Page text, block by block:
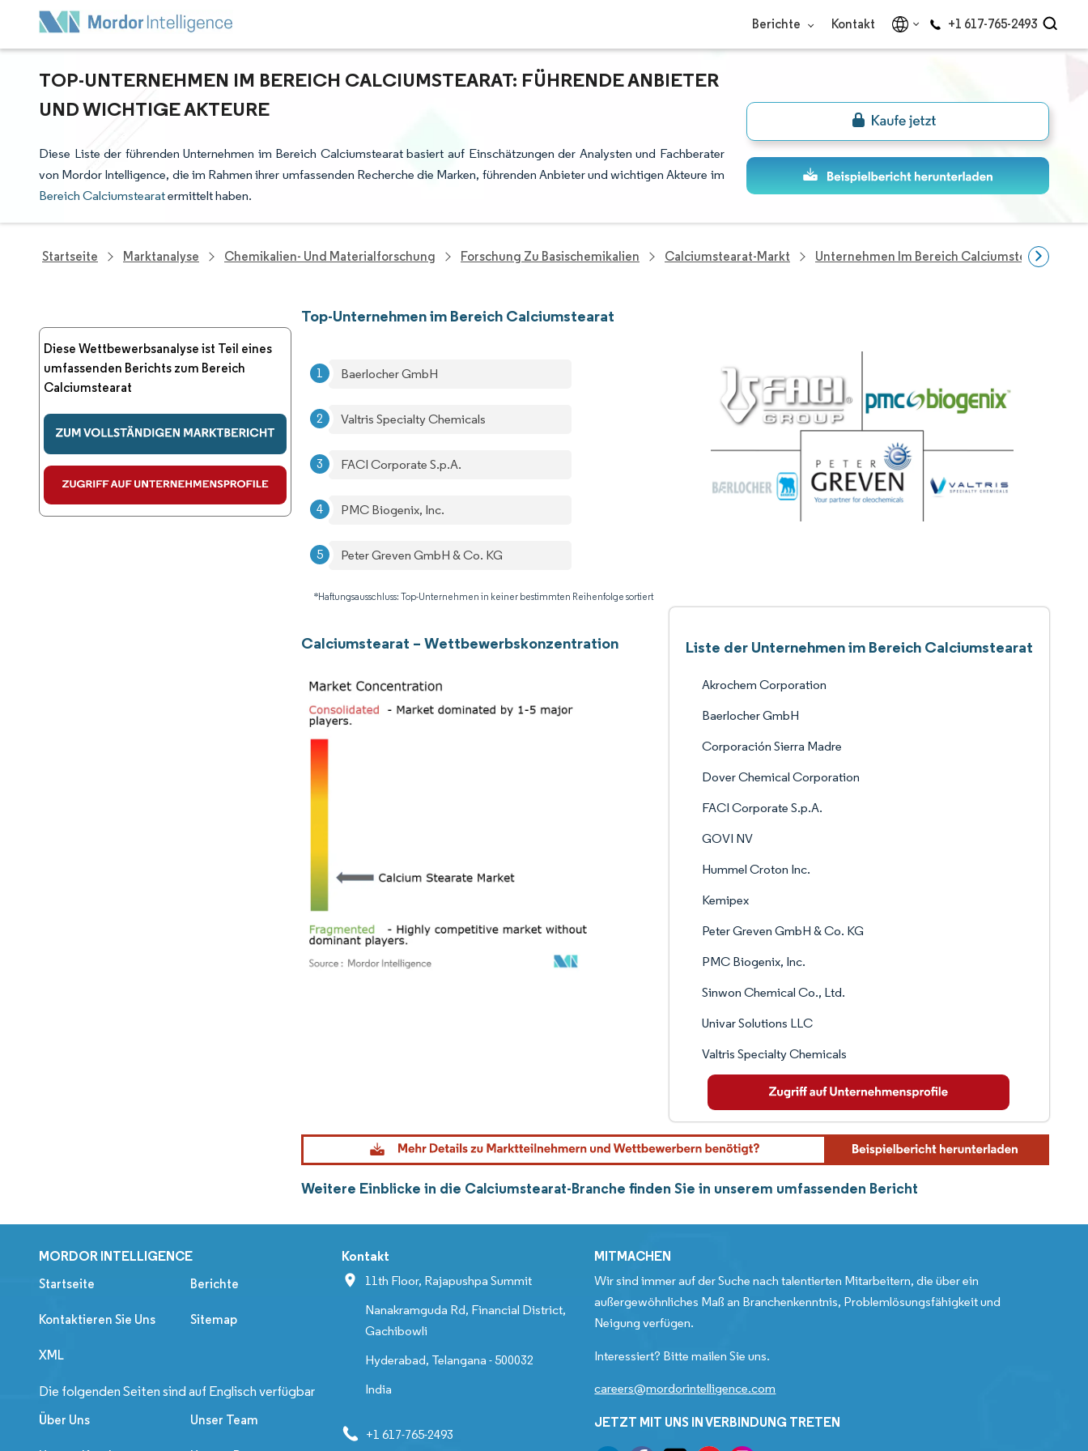
Berichte Kontakt +1 617-765-2493
TOP-UNTERNEHMEN IM BEREICH CALCIUMSTEARAT: FÜHRENDE ANBIETER
UND WICHTIGE AKTEURE
Diese Liste der führenden Unternehmen im Bereich Calciumstearat basiert auf Einschätzungen der Analysten und Fachberater
von Mordor Intelligence, die im Rahmen ihrer umfassenden Recherche die Marken, führenden Anbieter und wichtigen Akteure im
Bereich Calciumstearatermittelt haben.
Startseite Marktanalyse Chemikalien- Und Materialforschung Forschung Zu Basischemikalien Calciumstearat-Markt Unternehmen Im Bereich Calciumstearat
Diese Wettbewerbsanalyse ist Teil eines
umfassenden Berichts zum Bereich
Calciumstearat
Top-Unternehmen im Bereich Calciumstearat
Baerlocher GmbH
Valtris Specialty Chemicals
FACI Corporate S.p.A.
PMC Biogenix, Inc.
Peter Greven GmbH & Co. KG
*Haftungsausschluss: Top-Unternehmen in keiner bestimmten Reihenfolge sortiert
Calciumstearat – Wettbewerbskonzentration Liste der Unternehmen im Bereich Calciumstearat
Akrochem Corporation
Baerlocher GmbH
Corporación Sierra Madre
Dover Chemical Corporation
FACI Corporate S.p.A.
GOVI NV
Hummel Croton Inc.
Kemipex
Peter Greven GmbH & Co. KG
PMC Biogenix, Inc.
Sinwon Chemical Co., Ltd.
Univar Solutions LLC
Valtris Specialty Chemicals
Weitere Einblicke in die Calciumstearat-Branche finden Sie in unserem umfassenden Bericht
MORDOR INTELLIGENCE
Startseite Berichte
Kontaktieren Sie Uns Sitemap
XML
Die folgenden Seiten sind auf Englisch verfügbar
Über Uns Unser Team
Kontakt
11th Floor, Rajapushpa Summit
Nanakramguda Rd, Financial District,
Gachibowli
Hyderabad, Telangana - 500032
India
+1 617-765-2493
MITMACHEN
Wir sind immer auf der Suche nach talentierten Mitarbeitern, die über ein
außergewöhnliches Maß an Branchenkenntnis, Problemlösungsfähigkeit und
Neigung verfügen.
Interessiert? Bitte mailen Sie uns.
careers@mordorintelligence.com
JETZT MIT UNS IN VERBINDUNG TRETEN